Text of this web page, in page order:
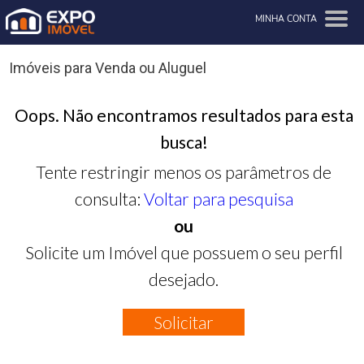
MINHA CONTA
Imóveis para Venda ou Aluguel
Oops. Não encontramos resultados para esta
busca!
Tente restringir menos os parâmetros de
consulta: Voltar para pesquisa
ou
Solicite um Imóvel que possuem o seu perfil
desejado.
Solicitar